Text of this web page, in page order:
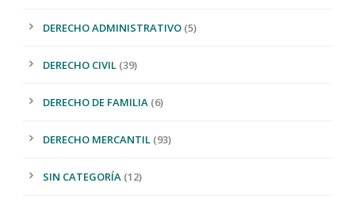
DERECHO ADMINISTRATIVO (5)
DERECHO CIVIL (39)
DERECHO DE FAMILIA (6)
DERECHO MERCANTIL (93)
SIN CATEGORÍA (12)